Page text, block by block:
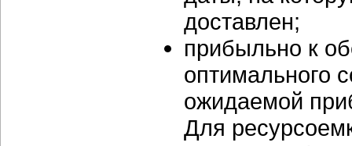
доставлен;
прибыльно к
оптимального
ожидаемой
Для